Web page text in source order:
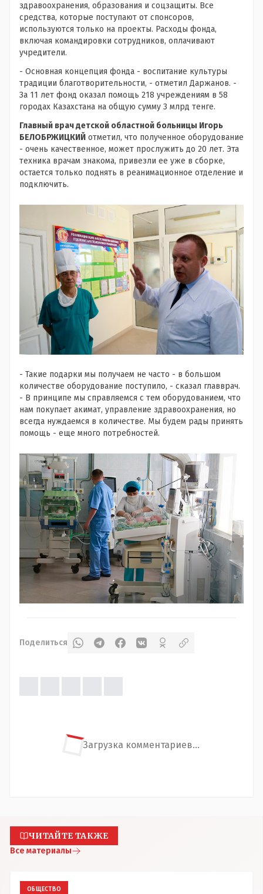
здравоохранения, образования и соцзащиты. Все
средства, которые поступают от спонсоров,
используются только на проекты. Расходы фонда,
включая командировки сотрудников, оплачивают
учредители.
- Основная концепция фонда - воспитание культуры
традиции благотворительности, - отметил Даржанов. -
За 11 лет фонд оказал помощь 218 учреждениям в 58
городах Казахстана на общую сумму 3 млрд тенге.
Главный врач детской областной больницы Игорь
БЕЛОБРЖИЦКИЙ отметил, что полученное оборудование
- очень качественное, может прослужить до 20 лет. Эта
техника врачам знакома, привезли ее уже в сборке,
остается только поднять в реанимационное отделение и
подключить.
- Такие подарки мы получаем не часто - в большом
количестве оборудование поступило, - сказал главврач.
- В принципе мы справляемся с тем оборудованием, что
нам покупает акимат, управление здравоохранения, но
всегда нуждаемся в количестве. Мы будем рады принять
помощь - еще много потребностей.
Поделиться
Загрузка комментариев...
ЧИТАЙТЕ ТАКЖЕ
Все материалы
ОБЩЕСТВО